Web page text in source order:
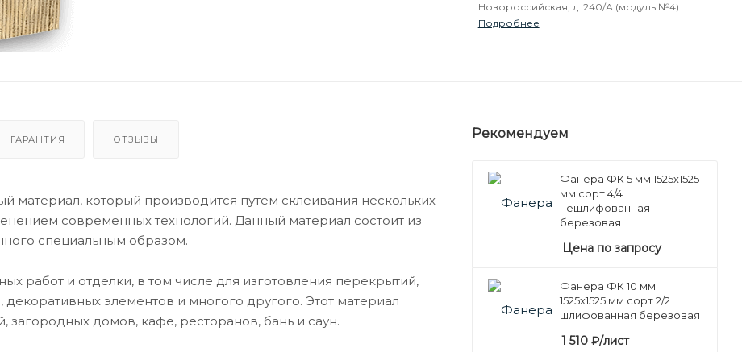
Новороссийская, д. 240/А (модуль №4)
Подробнее
ГАРАНТИЯ ОТЗЫВЫ
который производится путем склеивания нескольких
современных технологий. Данный материал состоит из
специальным образом.
работ и отделки, в том числе для изготовления перекрытий,
элементов и многого другого. Этот материал
загородных домов, кафе, ресторанов, бань и саун.
Рекомендуем
Фанера ФК 5 мм 1525х1525
мм сорт 4/4
нешлифованная
березовая
Цена по запросу
Фанера ФК 10 мм
1525х1525 мм сорт 2/2
шлифованная березовая
1 510 ₽/лист